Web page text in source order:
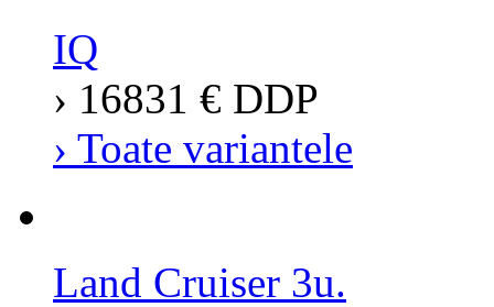
IQ
› 16831 € DDP
› Toate variantele
Land Cruiser 3u.